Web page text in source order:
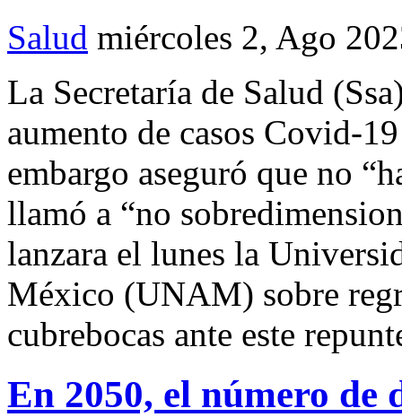
Salud miércoles 2, Ago
La Secretaría de Salud
aumento de casos Covid-
embargo aseguró que no
llamó a “no
lanzara el lunes la
México (UNAM) sobre
cubrebocas ante este
En 2050, el número de